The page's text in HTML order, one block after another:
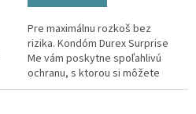
Pre maximálnu rozkoš bez
rizika. Kondóm Durex Surprise
Me vám poskytne spoľahlivú
ochranu, s ktorou si môžete
užívať intímne chvíle bez obáv.